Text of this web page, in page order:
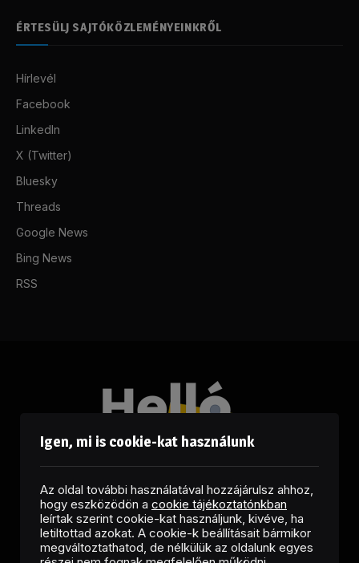
ÉRTESÜLJ SAJTÓKÖZLEMÉNYEINKRŐL
Hírlevél
Facebook
LinkedIn
X (Twitter)
Bluesky
Threads
Google News
Bing News
RSS
FacebookLinkedInX
RSS
Igen, mi is cookie-kat használunk
Az oldal további használatával hozzájárulsz ahhoz,
hogy eszközödön a cookie tájékoztatónkban
leírtak szerint cookie-kat használjunk, kivéve, ha
letiltottad azokat. A cookie-k beállításait bármikor
megváltoztathatod, de nélkülük az oldalunk egyes